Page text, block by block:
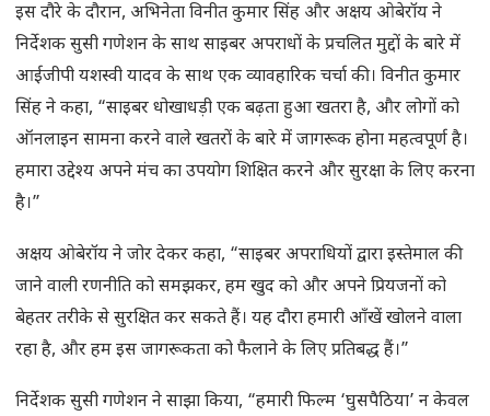
इस दौरे के दौरान, अभिनेता विनीत कुमार सिंह और अक्षय ओबेरॉय ने
निर्देशक सुसी गणेशन के साथ साइबर अपराधों के प्रचलित मुद्दों के बारे में
आईजीपी यशस्वी यादव के साथ एक व्यावहारिक चर्चा की। विनीत कुमार
सिंह ने कहा, “साइबर धोखाधड़ी एक बढ़ता हुआ खतरा है, और लोगों को
ऑनलाइन सामना करने वाले खतरों के बारे में जागरूक होना महत्वपूर्ण है।
हमारा उद्देश्य अपने मंच का उपयोग शिक्षित करने और सुरक्षा के लिए करना
है।”
अक्षय ओबेरॉय ने जोर देकर कहा, “साइबर अपराधियों द्वारा इस्तेमाल की
जाने वाली रणनीति को समझकर, हम खुद को और अपने प्रियजनों को
बेहतर तरीके से सुरक्षित कर सकते हैं। यह दौरा हमारी आँखें खोलने वाला
रहा है, और हम इस जागरूकता को फैलाने के लिए प्रतिबद्ध हैं।”
निर्देशक सुसी गणेशन ने साझा किया, “हमारी फिल्म ‘घुसपैठिया’ न केवल